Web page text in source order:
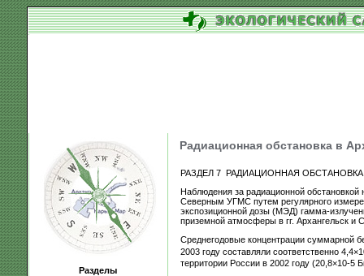
Разделы
Радиационная обстановка в
РАЗДЕЛ 7 РАДИАЦИОННАЯ ОБСТАНОВКА
Наблюдения за радиационной обстановкой
Северным УГМС путем регулярного
экспозиционной дозы (МЭД) гамма-
приземной атмосферы в гг. Архангельск
Среднегодовые концентрации суммарной
2003 году составляли соответственно
территории России в 2002 году (20,8×10-5